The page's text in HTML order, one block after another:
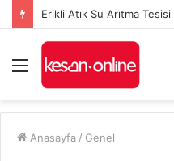
Menü
Anasayfa / Genel